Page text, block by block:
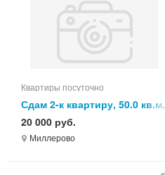
Квартиры посуточно
Сдам 2-к квартиру, 50.0 кв.м,
этаж 3 из 5
20 000 руб.
Миллерово